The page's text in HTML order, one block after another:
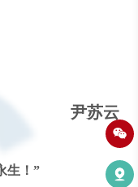
尹苏云
生！”